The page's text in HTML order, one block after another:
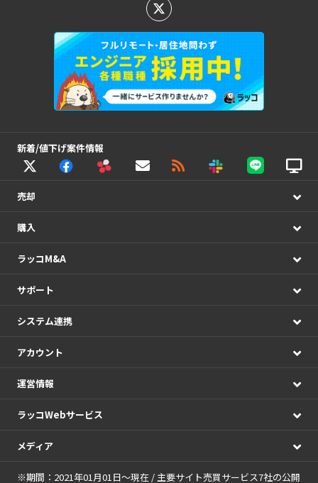
新着/値下げ案件情報
売却
購入
ラッコM&A
サポート
システム連携
アカウント
運営情報
ラッコWebサービス
メディア
※期間：2021年01月01日～現在 / 主要サイト売買サービス7社の公開